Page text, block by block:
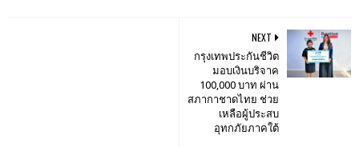
NEXT
กรุงเทพประกันชีวิต
มอบเงินบริจาค
100,000 บาท ผ่าน
สภากาชาดไทย ช่วย
เหลือผู้ประสบ
อุทกภัยภาคใต้